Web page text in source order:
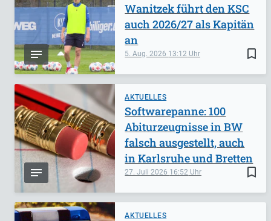
bookmark_border
5. Aug. 2026 13:12
Wanitzek führt den KSC
auch 2026/27 als Kapitän
an
AKTUELLES
bookmark_border
27. Juli 2026 16:52
Softwarepanne: 100
Abiturzeugnisse in BW
falsch ausgestellt, auch
in Karlsruhe und Bretten
AKTUELLES